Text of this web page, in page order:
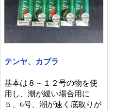
テンヤ、カブラ
基本は８～１２号の物を使
用し、潮が緩い場合用に
５、6号、潮が速く底取りが